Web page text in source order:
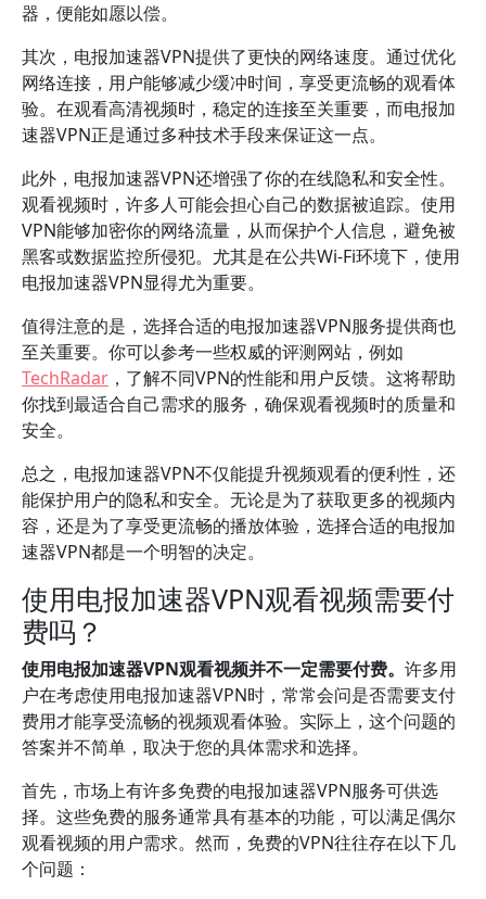
器，便能如愿以偿。
其次，电报加速器VPN提供了更快的网络速度。通过优化
网络连接，用户能够减少缓冲时间，享受更流畅的观看体
验。在观看高清视频时，稳定的连接至关重要，而电报加
速器VPN正是通过多种技术手段来保证这一点。
此外，电报加速器VPN还增强了你的在线隐私和安全性。
观看视频时，许多人可能会担心自己的数据被追踪。使用
VPN能够加密你的网络流量，从而保护个人信息，避免被
黑客或数据监控所侵犯。尤其是在公共Wi-Fi环境下，使用
电报加速器VPN显得尤为重要。
值得注意的是，选择合适的电报加速器VPN服务提供商也
至关重要。你可以参考一些权威的评测网站，例如
TechRadar ，了解不同VPN的性能和用户反馈。这将帮助
你找到最适合自己需求的服务，确保观看视频时的质量和
安全。
总之，电报加速器VPN不仅能提升视频观看的便利性，还
能保护用户的隐私和安全。无论是为了获取更多的视频内
容，还是为了享受更流畅的播放体验，选择合适的电报加
速器VPN都是一个明智的决定。
使用电报加速器VPN观看视频需要付
费吗？
使用电报加速器VPN观看视频并不一定需要付费。 许多用
户在考虑使用电报加速器VPN时，常常会问是否需要支付
费用才能享受流畅的视频观看体验。实际上，这个问题的
答案并不简单，取决于您的具体需求和选择。
首先，市场上有许多免费的电报加速器VPN服务可供选
择。这些免费的服务通常具有基本的功能，可以满足偶尔
观看视频的用户需求。然而，免费的VPN往往存在以下几
个问题：